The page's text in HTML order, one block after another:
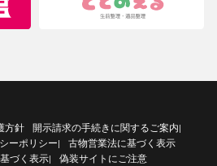
方針 開示請求の手続きに関するご案内|
ーポリシー|
古物営業法に基づく表示
づく表示| 偽装サイトにご注意